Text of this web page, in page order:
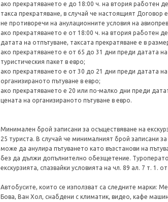
ако прекратяването е до 18:00 ч. на втория работен
такса прекратяване, в случай че настоящият
не противоречи на анулационните условия на
ако прекратяването е от 18:00 ч. на втория работен
датата на отпътуване, таксата прекратяване е в
ако прекратяването е от 65 до 31 дни преди датата
туристическия пакет в евро;
ако прекратяването е от 30 до 21 дни преди датата
организираното пътуване в евро;
ако прекратяването е 20 или по-малко дни преди
цената на организираното пътуване в евро.
Минимален брой записани за осъществяване на
25 туриста. В случай че минималният брой записани
може да анулира пътуването като възстанови на
без да дължи допълнително обезщетение.
екскурзията, спазвайки условията на чл. 89 ал. 7 т. 1.
Автобусите, които се използват са следните марки:
Бова, Ван Хол, снабдени с климатик, видео, кафе